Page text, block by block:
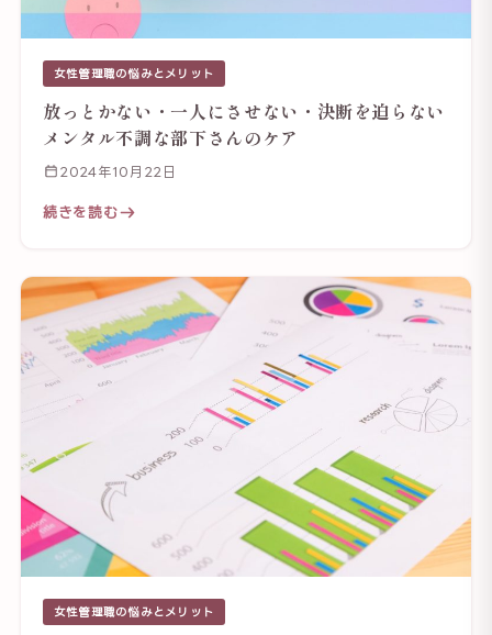
女性管理職の悩みとメリット
放っとかない・一人にさせない・決断を迫らない
メンタル不調な部下さんのケア
2024年10月22日
続きを読む
女性管理職の悩みとメリット